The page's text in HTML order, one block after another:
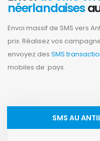
néerlandaises
Envoi massif de SMS vers
prix. Réalisez vos
envoyez des SMS
mobiles de :pays.
SMS AU